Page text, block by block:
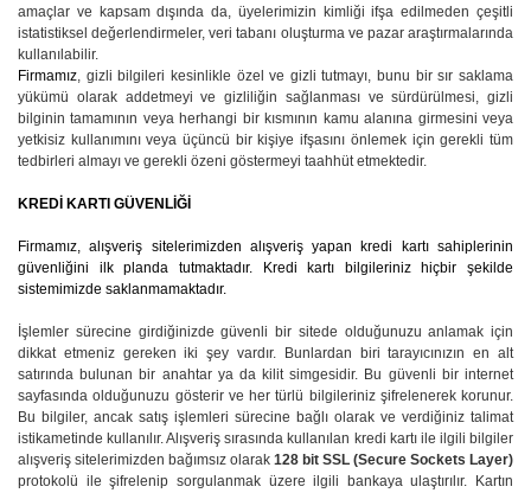
amaçlar ve kapsam dışında da, üyelerimizin kimliği ifşa edilmeden çeşitli
istatistiksel değerlendirmeler, veri tabanı oluşturma ve pazar araştırmalarında
kullanılabilir.
Firmamız, gizli bilgileri kesinlikle özel ve gizli tutmayı, bunu bir sır saklama
yükümü olarak addetmeyi ve gizliliğin sağlanması ve sürdürülmesi, gizli
bilginin tamamının veya herhangi bir kısmının kamu alanına girmesini veya
yetkisiz kullanımını veya üçüncü bir kişiye ifşasını önlemek için gerekli tüm
tedbirleri almayı ve gerekli özeni göstermeyi taahhüt etmektedir.
KREDİ KARTI GÜVENLİĞİ
Firmamız, alışveriş sitelerimizden alışveriş yapan kredi kartı sahiplerinin
güvenliğini ilk planda tutmaktadır. Kredi kartı bilgileriniz hiçbir şekilde
sistemimizde saklanmamaktadır.
İşlemler sürecine girdiğinizde güvenli bir sitede olduğunuzu anlamak için
dikkat etmeniz gereken iki şey vardır. Bunlardan biri tarayıcınızın en alt
satırında bulunan bir anahtar ya da kilit simgesidir. Bu güvenli bir internet
sayfasında olduğunuzu gösterir ve her türlü bilgileriniz şifrelenerek korunur.
Bu bilgiler, ancak satış işlemleri sürecine bağlı olarak ve verdiğiniz talimat
istikametinde kullanılır. Alışveriş sırasında kullanılan kredi kartı ile ilgili bilgiler
alışveriş sitelerimizden bağımsız olarak 128 bit SSL (Secure Sockets Layer)
protokolü ile şifrelenip sorgulanmak üzere ilgili bankaya ulaştırılır. Kartın